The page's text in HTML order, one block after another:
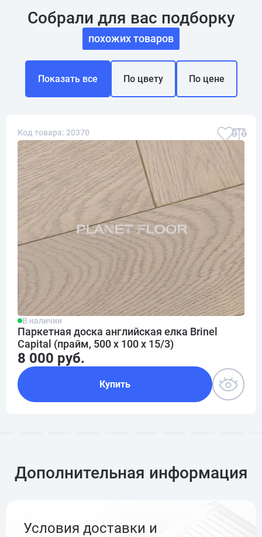
Собрали для вас подборку
похожих товаров
Показать все По цвету По цене
Код товара: 20370
В наличии
Паркетная доска английская елка Brinel
Capital (прайм, 500 х 100 х 15/3)
8 000 руб.
Купить
Дополнительная информация
Условия доставки и